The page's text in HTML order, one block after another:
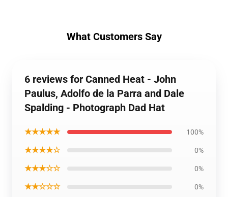
What Customers Say
6 reviews for Canned Heat - John
Paulus, Adolfo de la Parra and Dale
Spalding - Photograph Dad Hat
★★★★★ 100%
★★★★☆ 0%
★★★☆☆ 0%
★★☆☆☆ 0%